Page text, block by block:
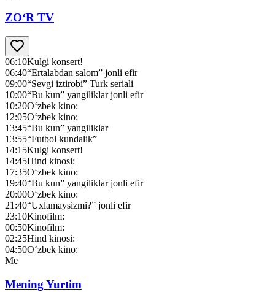
ZO‘R TV
06:10Kulgi konsert!
06:40“Ertalabdan salom” jonli efir
09:00“Sevgi iztirobi” Turk seriali
10:00“Bu kun” yangiliklar jonli efir
10:20O‘zbek kino:
12:05O‘zbek kino:
13:45“Bu kun” yangiliklar
13:55“Futbol kundalik”
14:15Kulgi konsert!
14:45Hind kinosi:
17:35O‘zbek kino:
19:40“Bu kun” yangiliklar jonli efir
20:00O‘zbek kino:
21:40“Uxlamaysizmi?” jonli efir
23:10Kinofilm:
00:50Kinofilm:
02:25Hind kinosi:
04:50O‘zbek kino:
Me
Mening Yurtim